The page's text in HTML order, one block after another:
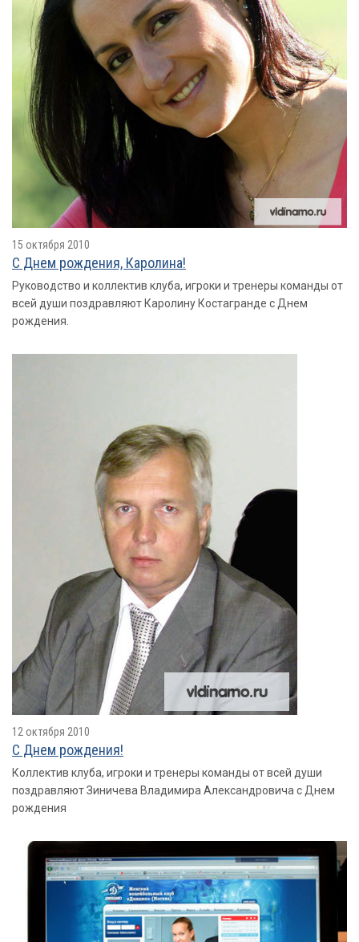
15 октября 2010
С Днем рождения, Каролина!
Руководство и коллектив клуба, игроки и тренеры команды от
всей души поздравляют Каролину Костагранде с Днем
рождения.
12 октября 2010
С Днем рождения!
Коллектив клуба, игроки и тренеры команды от всей души
поздравляют Зиничева Владимира Александровича с Днем
рождения